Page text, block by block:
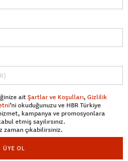
aitŞartlar ve Koşulları, Gizlilik
’ni okuduğunuzu ve HBR Türkiye
kampanya ve promosyonlara
etmiş sayılırsınız.
zaman çıkabilirsiniz.
ÜYE OL